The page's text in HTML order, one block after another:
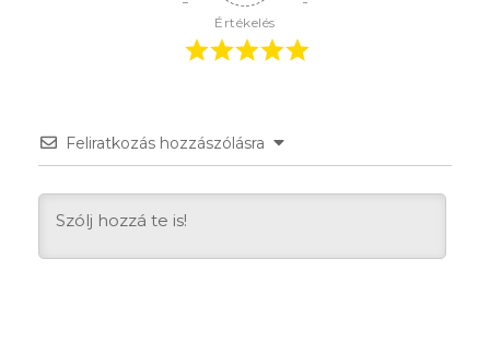
Értékelés
Feliratkozás hozzászólásra